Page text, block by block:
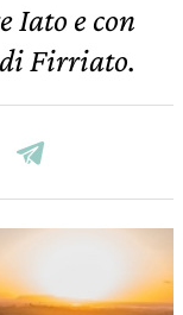
Iato e con
Firriato.